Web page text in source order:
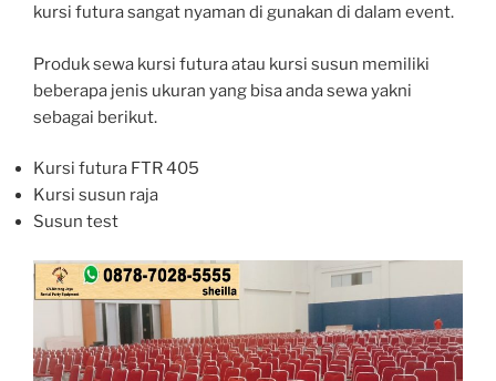
kursi futura sangat nyaman di gunakan di dalam event.
Produk sewa kursi futura atau kursi susun memiliki
beberapa jenis ukuran yang bisa anda sewa yakni
sebagai berikut.
Kursi futura FTR 405
Kursi susun raja
Susun test